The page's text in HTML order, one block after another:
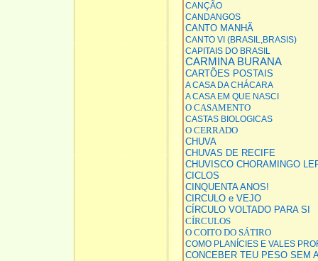
CANÇÃO
CANDANGOS
CANTO MANHÃ
CANTO VI (BRASIL,BRASIS)
CAPITAIS DO BRASIL
CARMINA BURANA
CARTÕES POSTAIS
A CASA DA CHÁCARA
A CASA EM QUE NASCI
O CASAMENTO
CASTAS BIOLOGICAS
O CERRADO
CHUVA
CHUVAS DE RECIFE
CHUVISCO CHORAMINGO
CICLOS
CINQUENTA ANOS!
CIRCULO e VEJO
CÍRCULO VOLTADO PARA SI
CÍRCULOS
O COITO DO SÁTIRO
COMO PLANÍCIES E VALES
CONCEBER TEU PESO SEM